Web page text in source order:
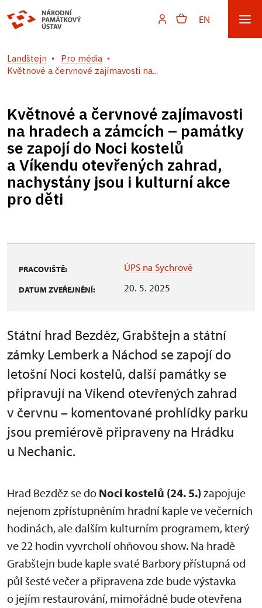
EN
Landštejn
Pro média
Květnové a červnové zajímavosti na...
Květnové a červnové zajímavosti
na hradech a zámcích – památky
se zapojí do Noci kostelů
a Víkendu otevřených zahrad,
nachystány jsou i kulturní akce
pro děti
PRACOVIŠTĚ: ÚPS na Sychrově
DATUM ZVEŘEJNĚNÍ: 20. 5. 2025
Státní hrad Bezděz, Grabštejn a státní
zámky Lemberk a Náchod se zapojí do
letošní Noci kostelů, další památky se
připravují na Víkend otevřených zahrad
v červnu – komentované prohlídky parku
jsou premiérově připraveny na Hrádku
u Nechanic.
Hrad Bezděz se do Noci kostelů (24. 5.) zapojuje
nejenom zpřístupněním hradní kaple ve večerních
hodinách, ale dalším kulturním programem, který
ve 22 hodin vyvrcholí ohňovou show. Na hradě
Grabštejn bude kaple svaté Barbory přístupná od
půl šesté večer a připravena zde bude výstavka
o jejím restaurování, mimořádně bude otevřena